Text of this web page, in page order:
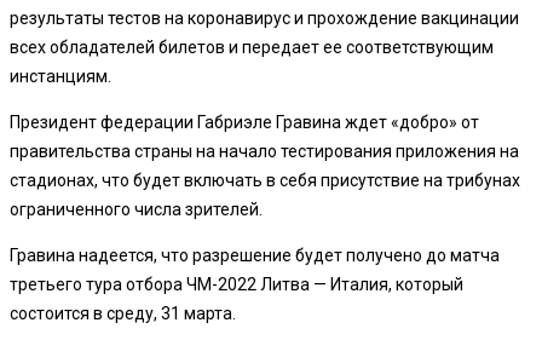
результаты тестов на коронавирус и прохождение вакцинации
всех обладателей билетов и передает ее соответствующим
инстанциям.
Президент федерации Габриэле Гравина ждет «добро» от
правительства страны на начало тестирования приложения на
стадионах, что будет включать в себя присутствие на трибунах
ограниченного числа зрителей.
Гравина надеется, что разрешение будет получено до матча
третьего тура отбора ЧМ-2022 Литва — Италия, который
состоится в среду, 31 марта.